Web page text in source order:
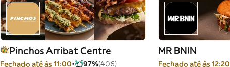
Pinchos Arribat Centre
Fechado até às 11:00 97%(406)
MR BNIN
Fechado até às 12:20